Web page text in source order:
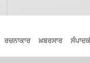
ਰਚਨਾਕਾਰ ਖ਼ਬਰਸਾਰ